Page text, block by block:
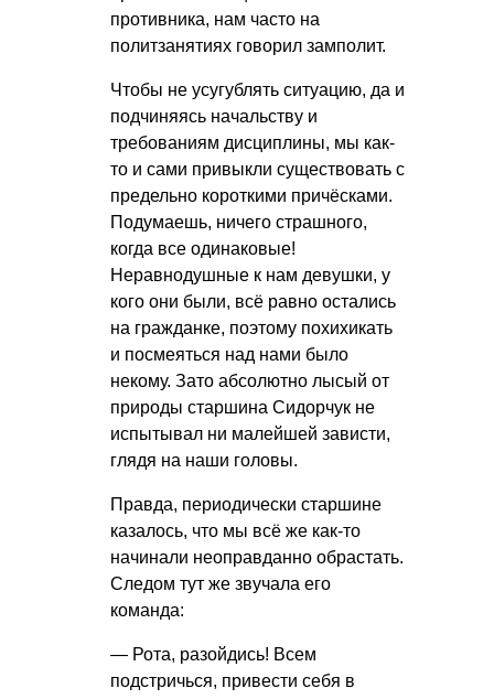
противника, нам часто на
политзанятиях говорил замполит.
Чтобы не усугублять ситуацию, да и
подчиняясь начальству и
требованиям дисциплины, мы как-
то и сами привыкли существовать с
предельно короткими причёсками.
Подумаешь, ничего страшного,
когда все одинаковые!
Неравнодушные к нам девушки, у
кого они были, всё равно остались
на гражданке, поэтому похихикать
и посмеяться над нами было
некому. Зато абсолютно лысый от
природы старшина Сидорчук не
испытывал ни малейшей зависти,
глядя на наши головы.
Правда, периодически старшине
казалось, что мы всё же как-то
начинали неоправданно обрастать.
Следом тут же звучала его
команда:
— Рота, разойдись! Всем
подстричься, привести себя в